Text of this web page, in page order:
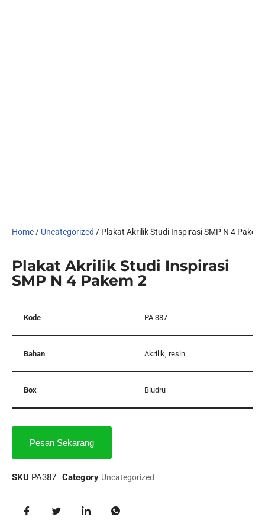
Home / Uncategorized / Plakat Akrilik Studi Inspirasi SMP N 4 Pakem
Plakat Akrilik Studi Inspirasi
SMP N 4 Pakem 2
Kode PA 387
Bahan Akrilik, resin
Box Bludru
Pesan Sekarang
SKU PA387 Category Uncategorized